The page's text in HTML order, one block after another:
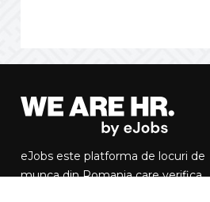
eJobs este platforma de locuri de
munca din Romania care verifica